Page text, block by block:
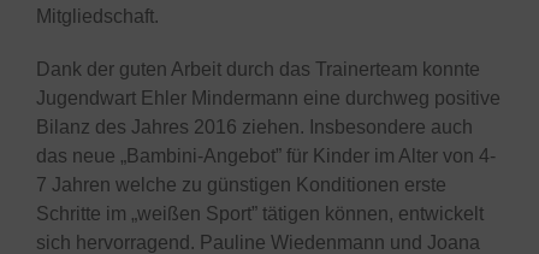
Mitgliedschaft.
Dank der guten Arbeit durch das Trainerteam konnte
Jugendwart Ehler Mindermann eine durchweg positive
Bilanz des Jahres 2016 ziehen. Insbesondere auch
das neue „Bambini-Angebot” für Kinder im Alter von 4-
7 Jahren welche zu günstigen Konditionen erste
Schritte im „weißen Sport” tätigen können, entwickelt
sich hervorragend. Pauline Wiedenmann und Joana